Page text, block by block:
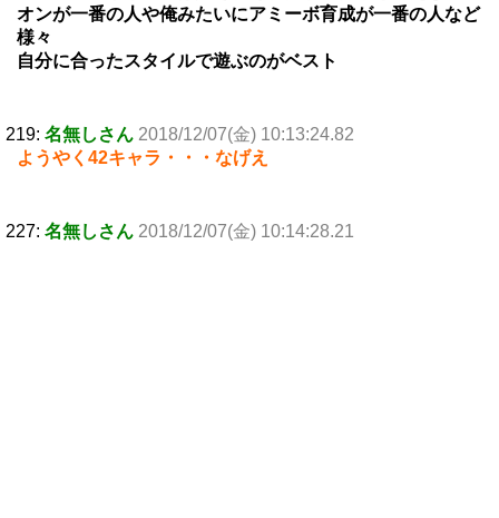
オンが一番の人や俺みたいにアミーボ育成が一番の人など
様々
自分に合ったスタイルで遊ぶのがベスト
219: 名無しさん 2018/12/07(金) 10:13:24.82
ようやく42キャラ・・・なげえ
227: 名無しさん 2018/12/07(金) 10:14:28.21